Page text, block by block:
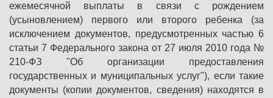
ежемесячной выплаты в связи с рождением
(усыновлением) первого или второго ребенка (за
исключением документов, предусмотренных частью 6
статьи 7 Федерального закона от 27 июля 2010 года №
210-ФЗ "Об организации предоставления
государственных и муниципальных услуг"), если такие
документы (копии документов, сведения) находятся в